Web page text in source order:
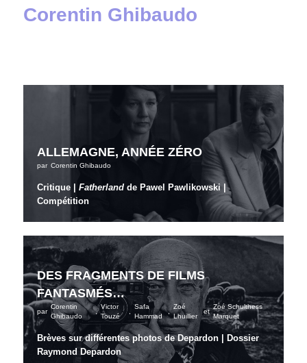
Corentin Ghibaudo
ALLEMAGNE, ANNÉE ZÉRO
par Corentin Ghibaudo
Critique |Fatherlandde Pawel Pawlikowski |
Compétition
DES FRAGMENTS DE FILMS
FANTASMÉS…
par
Corentin
Ghibaudo
,
Victor
Touzé
,
Safa
Hammad
,
Zoé
Lhuillier
et
Zoé Schulthess
Marquet
Brèves sur différentes photos de Depardon | Dossier
Raymond Depardon